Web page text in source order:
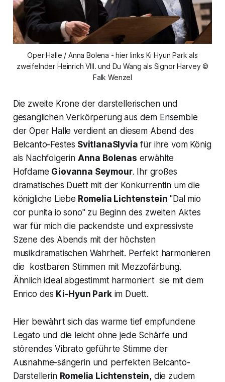
Oper Halle / Anna Bolena - hier links Ki Hyun Park als
zweifelnder Heinrich VIII. und Du Wang als Signor Harvey ©
Falk Wenzel
Die zweite Krone der darstellerischen und
gesanglichen Verkörperung aus dem Ensemble
der Oper Halle verdient an diesem Abend des
Belcanto-Festes SvitlanaSlyvia für ihre vom König
als Nachfolgerin Anna Bolenas erwählte
Hofdame Giovanna Seymour. Ihr großes
dramatisches Duett mit der Konkurrentin um die
königliche Liebe Romelia Lichtenstein "Dal mio
cor punita io sono"zu Beginn des zweiten Aktes
war für mich die packendste und expressivste
Szene des Abends mit der höchsten
musikdramatischen Wahrheit. Perfekt harmonieren
die kostbaren Stimmen mit Mezzofärbung.
Ähnlich ideal abgestimmt harmoniert sie mit dem
Enrico des Ki-Hyun Parkim Duett.
Hier bewährt sich das warme tief empfundene
Legato und die leicht ohne jede Schärfe und
störendes Vibrato geführte Stimme der
Ausnahme-sängerin und perfekten Belcanto-
Darstellerin Romelia Lichtenstein,die zudem